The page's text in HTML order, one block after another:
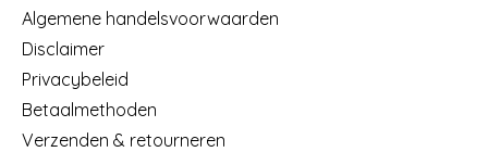
Algemene handelsvoorwaarden
Disclaimer
Privacybeleid
Betaalmethoden
Verzenden & retourneren